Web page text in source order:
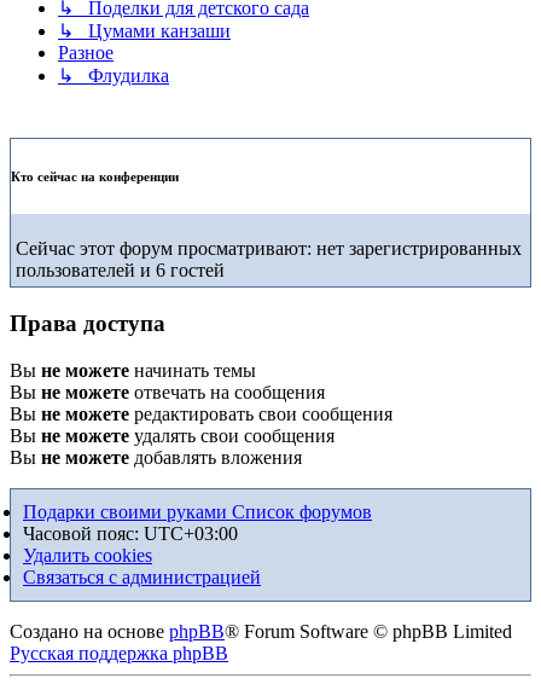
↳ Поделки для детского сада
↳ Цумами канзаши
Разное
↳ Флудилка
Кто сейчас на конференции
Сейчас этот форум просматривают: нет зарегистрированных
пользователей и 6 гостей
Права доступа
Вы не можете начинать темы
Вы не можете отвечать на сообщения
Вы не можете редактировать свои сообщения
Вы не можете удалять свои сообщения
Вы не можете добавлять вложения
Подарки своими руками Список форумов
Часовой пояс: UTC+03:00
Удалить cookies
Связаться с администрацией
Создано на основе phpBB® Forum Software © phpBB Limited
Русская поддержка phpBB